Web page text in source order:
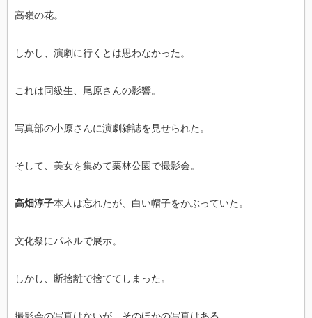
高嶺の花。
しかし、演劇に行くとは思わなかった。
これは同級生、尾原さんの影響。
写真部の小原さんに演劇雑誌を見せられた。
そして、美女を集めて栗林公園で撮影会。
高畑淳子本人は忘れたが、白い帽子をかぶっていた。
文化祭にパネルで展示。
しかし、断捨離で捨ててしまった。
撮影会の写真はないが、そのほかの写真はある。